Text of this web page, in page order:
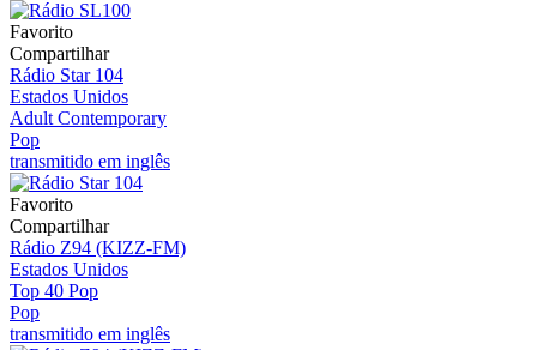
Favorito
Compartilhar
Rádio Star 104
Estados Unidos
Adult Contemporary
Pop
transmitido em inglês
Favorito
Compartilhar
Rádio Z94 (KIZZ-FM)
Estados Unidos
Top 40 Pop
Pop
transmitido em inglês